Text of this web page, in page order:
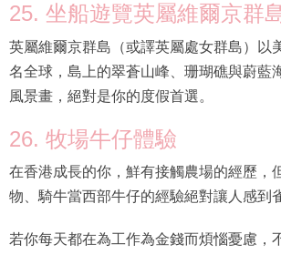
25. 坐船遊覽英屬維爾京群
英屬維爾京群島（或譯英屬處女群島）以
名全球，島上的翠蒼山峰、珊瑚礁與蔚藍
風景畫，絕對是你的度假首選。
26. 牧場牛仔體驗
在香港成長的你，鮮有接觸農場的經歷，
物、騎牛當西部牛仔的經驗絕對讓人感到
若你每天都在為工作為金錢而煩惱憂慮，